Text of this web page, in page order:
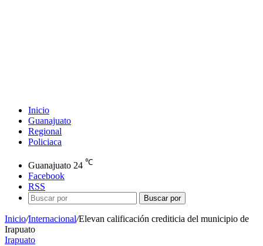
Inicio
Guanajuato
Regional
Policiaca
Guanajuato 24 ℃
Facebook
RSS
Buscar por
Inicio/Internacional/Elevan calificación crediticia del municipio de
Irapuato
Irapuato